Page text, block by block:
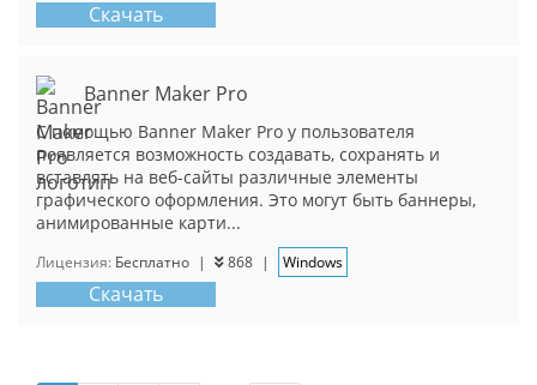
Скачать
Banner Maker Pro
С помощью Banner Maker Pro у пользователя
появляется возможность создавать, сохранять и
вставлять на веб-сайты различные элементы
графического оформления. Это могут быть баннеры,
анимированные карти...
Лицензия: Бесплатно | 868 | Windows
Скачать